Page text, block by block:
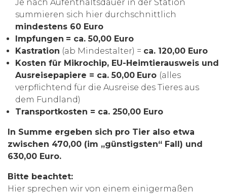
Je nach Aufenthaltsdauer in der Station
summieren sich hier durchschnittlich
mindestens 60 Euro
Impfungen = ca. 50,00 Euro
Kastration (ab Mindestalter) = ca. 120,00 Euro
Kosten für Mikrochip, EU-Heimtierausweis und
Ausreisepapiere = ca. 50,00 Euro (alles
verpflichtend für die Ausreise des Tieres aus
dem Fundland)
Transportkosten = ca. 250,00 Euro
In Summe ergeben sich pro Tier also etwa
zwischen 470,00 (im „günstigsten“ Fall) und
630,00 Euro.
Bitte beachtet:
Hier sprechen wir von einem einigermaßen